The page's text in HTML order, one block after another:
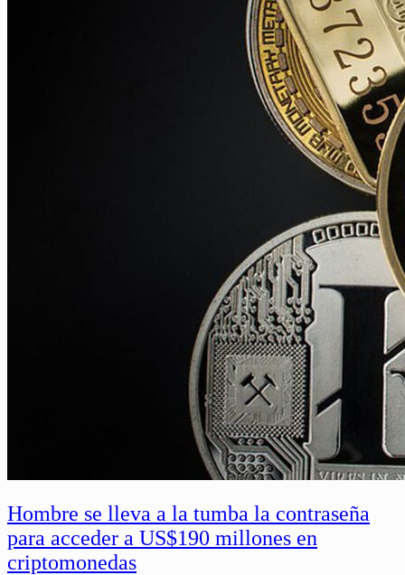
Hombre se lleva a la tumba la contraseña
para acceder a US$190 millones en
criptomonedas